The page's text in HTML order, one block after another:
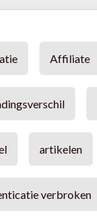
Affiliate
artikelen
verbroken